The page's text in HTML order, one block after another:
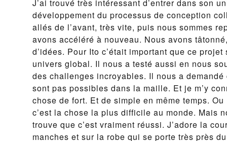
J’ai trouvé très intéressant d’entrer dans son
développement du processus de conception
allés de l’avant, très vite, puis nous sommes
avons accéléré à nouveau. Nous avons
d’idées. Pour Ito c’était important que ce
univers global. Il nous a testé aussi en nous
des challenges incroyables. Il nous a
sont pas possibles dans la maille. Et je m’y
chose de fort. Et de simple en même temps.
c’est la chose la plus difficile au monde. Mais
trouve que c’est vraiment réussi. J’adore la
manches et sur la robe qui se porte très près